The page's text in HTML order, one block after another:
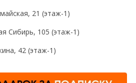
21 (этаж-1)
Сибирь, 105 (этаж-1)
42 (этаж-1)